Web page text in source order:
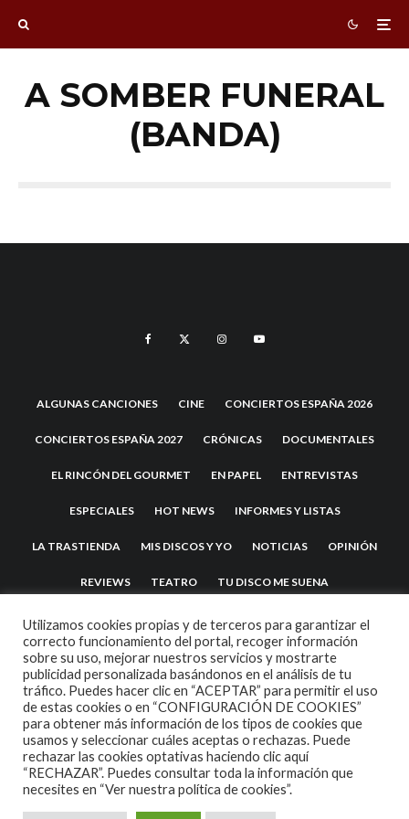
A SOMBER FUNERAL
(BANDA)
ALGUNAS CANCIONES CINE CONCIERTOS ESPAÑA 2026
CONCIERTOS ESPAÑA 2027 CRÓNICAS DOCUMENTALES
EL RINCÓN DEL GOURMET EN PAPEL ENTREVISTAS
ESPECIALES HOT NEWS INFORMES Y LISTAS
LA TRASTIENDA MIS DISCOS Y YO NOTICIAS OPINIÓN
REVIEWS TEATRO TU DISCO ME SUENA
2007 COPYRIGHT -CODETIPITHEME
Utilizamos cookies propias y de terceros para garantizar el
correcto funcionamiento del portal, recoger información
sobre su uso, mejorar nuestros servicios y mostrarte
publicidad personalizada basándonos en el análisis de tu
tráfico. Puedes hacer clic en “ACEPTAR” para permitir el uso
de estas cookies o en “CONFIGURACIÓN DE COOKIES”
para obtener más información de los tipos de cookies que
usamos y seleccionar cuáles aceptas o rechazas. Puede
rechazar las cookies optativas haciendo clic aquí
“RECHAZAR”. Puedes consultar toda la información que
necesites en “Ver nuestra política de cookies”.